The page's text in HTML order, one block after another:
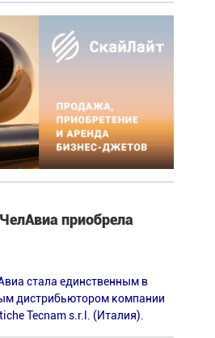
приобрела
стала единственным в
дистрибьютором компании
Tecnam s.r.l. (Италия).